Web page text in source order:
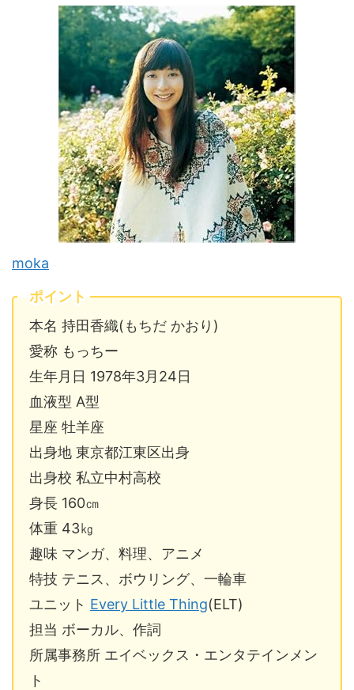
moka
ポイント
本名 持田香織(もちだ かおり)
愛称 もっちー
生年月日 1978年3月24日
血液型 A型
星座 牡羊座
出身地 東京都江東区出身
出身校 私立中村高校
身長 160㎝
体重 43㎏
趣味 マンガ、料理、アニメ
特技 テニス、ボウリング、一輪車
ユニット Every Little Thing(ELT)
担当 ボーカル、作詞
所属事務所 エイベックス・エンタテインメン
ト